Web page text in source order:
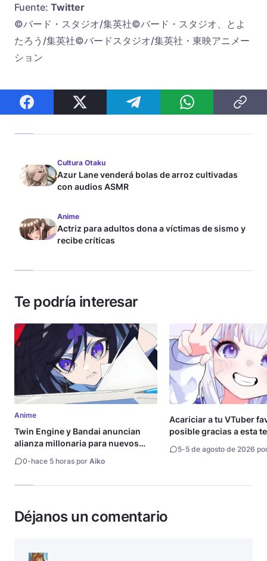
Fuente: Twitter
©バード・スタジオ/集英社©バード・スタジオ、とよ
たろう/集英社©バードスタジオ/集英社・東映アニメー
ション
Cultura Otaku
Azur Lane venderá bolas de arroz cultivadas
con audios ASMR
Anime
Actriz para adultos dona a víctimas de sismo y
recibe críticas
Te podría interesar
Anime
Twin Engine y Bandai anuncian
alianza millonaria para nuevos
0-hace 5 horas por Aiko
Acariciar a tu VTuber
posible gracias a esta
5-5 de agosto de 2026
Déjanos un comentario